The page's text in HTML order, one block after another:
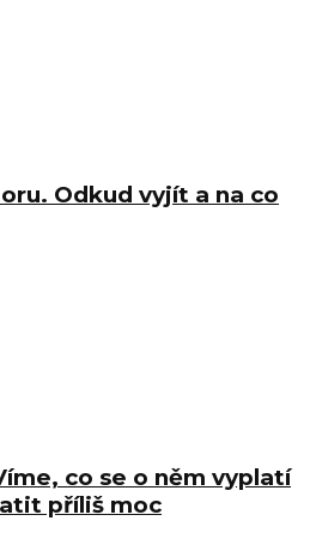
Odkud vyjít a na co
co se o něm vyplatí
příliš moc